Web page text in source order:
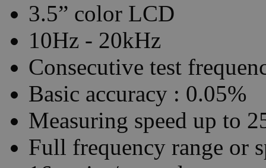
3.5” color LCD
10Hz - 20kHz
Consecutive test
Basic accuracy : 0.05%
Measuring speed up to
Full frequency range or